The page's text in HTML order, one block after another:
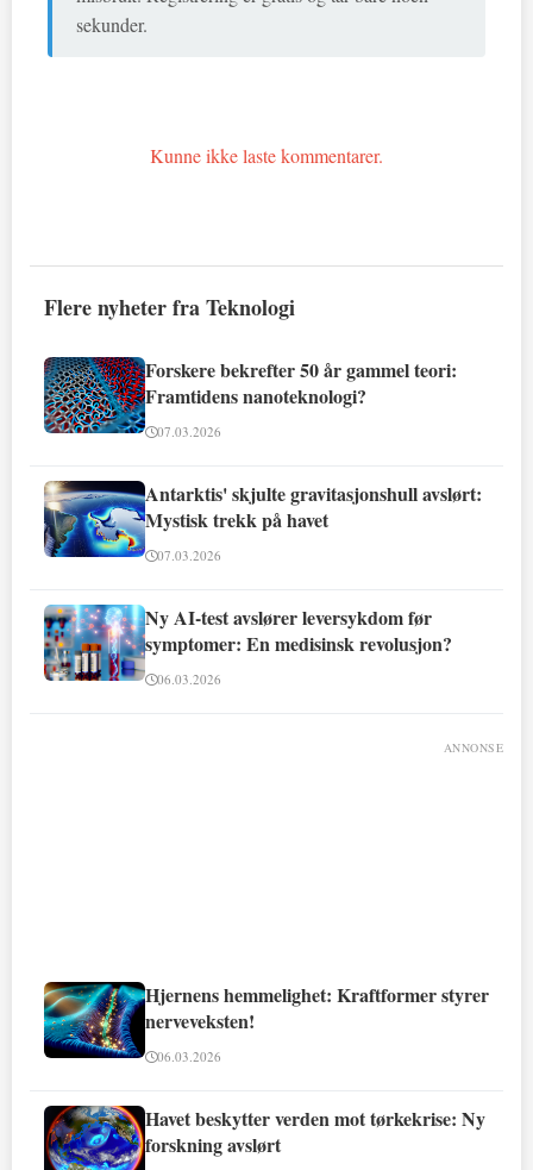
sekunder.
Kunne ikke laste kommentarer.
Flere nyheter fra Teknologi
Forskere bekrefter 50 år gammel teori:
Framtidens nanoteknologi?
07.03.2026
Antarktis' skjulte gravitasjonshull avslørt:
Mystisk trekk på havet
07.03.2026
Ny AI-test avslører leversykdom før
symptomer: En medisinsk revolusjon?
06.03.2026
ANNONSE
Hjernens hemmelighet: Kraftformer styrer
nerveveksten!
06.03.2026
Havet beskytter verden mot tørkekrise: Ny
forskning avslørt